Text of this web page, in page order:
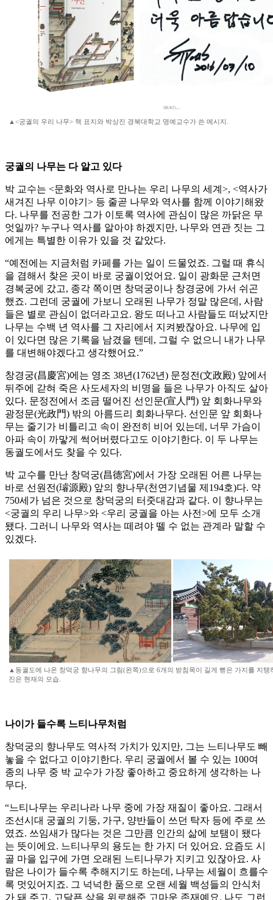
▲<궁궐의 우리 나무> 책 표지와 박상진 경북대학교 명예교수가 쓴 메시지.
궁궐의 나무는 다 알고 있다
박 교수는 <문화와 역사로 만나는 우리 나무의 세계>, <역사가
새겨진 나무 이야기> 등 줄곧 나무와 역사를 함께 이야기해왔
다. 나무를 전공한 그가 이토록 역사에 관심이 많은 까닭은 무
엇일까? 누구나 역사를 알아야 하겠지만, 나무와 연관 짓는 그
에게는 특별한 이유가 있을 것 같았다.
“예전에는 지금처럼 카페를 가는 일이 드물었죠. 그럴 때 휴식
을 겸해서 찾은 곳이 바로 궁궐이었어요. 일이 광화문 근처면
경복궁에 갔고, 종각 쪽이면 창덕궁이나 창경궁에 가서 쉬곤
했죠. 그런데 궁궐에 가보니 오래된 나무가 정말 많은데, 사람
들은 별로 관심이 없더라고요. 왕도 떠나고 사람들도 떠났지만
나무는 수백 년 역사를 그 자리에서 지켜봤잖아요. 나무에 입
이 있다면 많은 기록을 남겼을 텐데, 그럴 수 없으니 내가 나무
를 대변해야겠다고 생각했어요.”
창경궁(昌慶宮)에는 영조 38년(1762년) 문정전(文政殿) 앞에서
뒤주에 갇혀 죽은 사도세자의 비명을 들은 나무가 아직도 살아
있다. 문정전에서 조금 떨어진 선인문(宣人門) 앞 회화나무와
광정문(光政門) 밖의 아름드리 회화나무다. 선인문 앞 회화나
무는 줄기가 비틀리고 속이 완전히 비어 있는데, 너무 가슴이
아파 속이 까맣게 썩어버렸다고도 이야기한다. 이 두 나무는
동궐도에서도 찾을 수 있다.
박 교수를 만난 창덕궁(昌德宮)에서 가장 오래된 어른 나무는
바로 선원전(璿源殿) 앞의 향나무(천연기념물 제194호)다. 약
750세가 넘은 것으로 창덕궁의 터줏대감과 같다. 이 향나무는
<궁궐의 우리 나무>와 <우리 궁궐을 아는 사전>에 모두 소개
됐다. 그러니 나무와 역사는 떼려야 뗄 수 없는 관계라 말할 수
있겠다.
▲동궐도에 나온 창덕궁 향나무의 그림(왼쪽)으로 6개의 받침목이 길게 뻗은 가지를 지탱
진은 현재의 모습.
나이가 들수록 느티나무처럼
창덕궁의 향나무도 역사적 가치가 있지만, 그는 느티나무도 빼
놓을 수 없다고 이야기한다. 우리 궁궐에서 볼 수 있는 100여
종의 나무 중 박 교수가 가장 좋아하고 중요하게 생각하는 나
무다.
“느티나무는 우리나라 나무 중에 가장 재질이 좋아요. 그래서
조선시대 궁궐의 기둥, 가구, 양반들이 쓰던 탁자 등에 주로 쓰
였죠. 쓰임새가 많다는 것은 그만큼 인간의 삶에 보탬이 됐다
는 뜻이에요. 느티나무의 용도는 한 가지 더 있어요. 요즘도 시
골 마을 입구에 가면 오래된 느티나무가 지키고 있잖아요. 사
람은 나이가 들수록 추해지기도 하는데, 나무는 세월이 흐를수
록 멋있어지죠. 그 넉넉한 품으로 오랜 세월 백성들의 안식처
가 돼 주고, 고달픈 삶을 위로해준 고마운 존재예요. 나도 그런